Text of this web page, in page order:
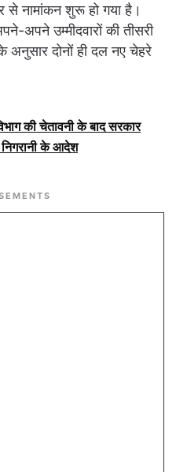
नामांकन शुरू हो गया है।
अपने उम्मीदवारों की तीसरी
दोनों ही दल नए चेहरे
की चेतावनी के बाद सरकार
के आदेश